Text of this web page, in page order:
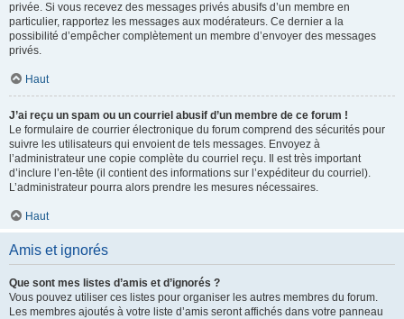
privée. Si vous recevez des messages privés abusifs d’un membre en
particulier, rapportez les messages aux modérateurs. Ce dernier a la
possibilité d’empêcher complètement un membre d’envoyer des messages
privés.
Haut
J’ai reçu un spam ou un courriel abusif d’un membre de ce forum !
Le formulaire de courrier électronique du forum comprend des sécurités pour
suivre les utilisateurs qui envoient de tels messages. Envoyez à
l’administrateur une copie complète du courriel reçu. Il est très important
d’inclure l’en-tête (il contient des informations sur l’expéditeur du courriel).
L’administrateur pourra alors prendre les mesures nécessaires.
Haut
Amis et ignorés
Que sont mes listes d’amis et d’ignorés ?
Vous pouvez utiliser ces listes pour organiser les autres membres du forum.
Les membres ajoutés à votre liste d’amis seront affichés dans votre panneau